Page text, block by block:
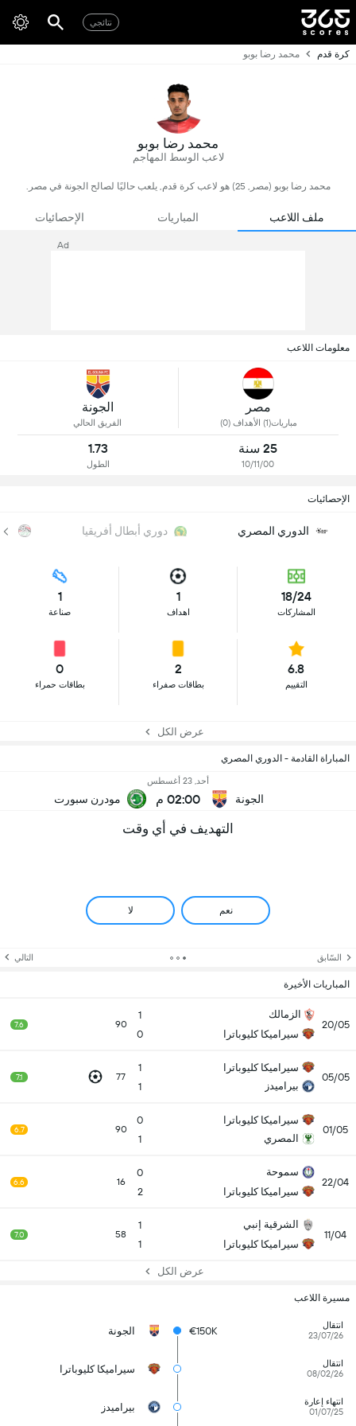
نتائجي
كرة قدم محمد رضا بوبو
محمد رضا بوبو
لاعب الوسط المهاجم
محمد رضا بوبو (مصر, 25) هو لاعب كرة قدم, يلعب حاليًا لصالح الجونة في مصر.
ملف اللاعب المباريات الإحصائيات
Ad
معلومات اللاعب
مصر
مباريات(1) الأهداف (0)
الجونة
الفريق الحالي
25 سنة
10/11/00
1.73
الطول
الإحصائيات
الدوري المصري دوري أبطال أفريقيا
18/24
المشاركات
1
اهداف
1
صناعة
6.8
التقييم
2
بطاقات صفراء
0
بطاقات حمراء
عرض الكل
المباراة القادمة - الدوري المصري
الجونة
أحد, 23 أغسطس
02:00 م مودرن سبورت
التهديف في أي وقت
نعم لا
السّابق التالي
المباريات الأخيرة
20/05
الزمالك
سيراميكا كليوباترا
1
0
90
7.6
05/05
سيراميكا كليوباترا
بيراميدز
1
1
77
7.1
01/05
سيراميكا كليوباترا
المصري
0
1
90
6.7
22/04
سموحة
سيراميكا كليوباترا
0
2
16
6.6
11/04
الشرقية إنبي
سيراميكا كليوباترا
1
1
58
7.0
عرض الكل
مسيرة اللاعب
انتقال
23/07/26
€150K الجونة
انتقال
08/02/26
سيراميكا كليوباترا
انتهاء إعارة
01/07/25
بيراميدز